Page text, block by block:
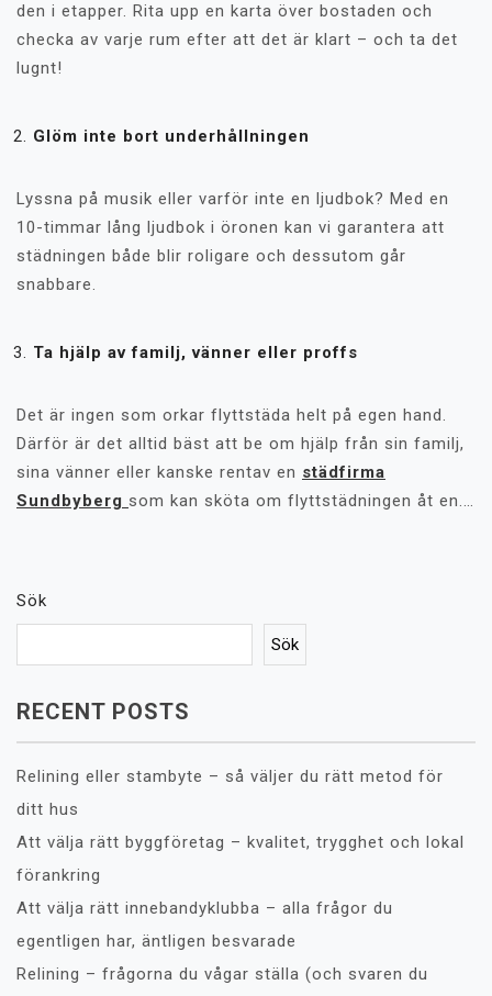
den i etapper. Rita upp en karta över bostaden och
checka av varje rum efter att det är klart – och ta det
lugnt!
Glöm inte bort underhållningen
Lyssna på musik eller varför inte en ljudbok? Med en
10-timmar lång ljudbok i öronen kan vi garantera att
städningen både blir roligare och dessutom går
snabbare.
Ta hjälp av familj, vänner eller proffs
Det är ingen som orkar flyttstäda helt på egen hand.
Därför är det alltid bäst att be om hjälp från sin familj,
sina vänner eller kanske rentav en städfirma
Sundbyberg som kan sköta om flyttstädningen åt en.…
Sök
Sök
RECENT POSTS
Relining eller stambyte – så väljer du rätt metod för
ditt hus
Att välja rätt byggföretag – kvalitet, trygghet och lokal
förankring
Att välja rätt innebandyklubba – alla frågor du
egentligen har, äntligen besvarade
Relining – frågorna du vågar ställa (och svaren du